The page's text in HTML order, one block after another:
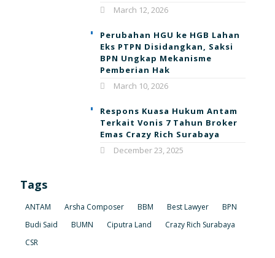
March 12, 2026
Perubahan HGU ke HGB Lahan
Eks PTPN Disidangkan, Saksi
BPN Ungkap Mekanisme
Pemberian Hak
March 10, 2026
Respons Kuasa Hukum Antam
Terkait Vonis 7 Tahun Broker
Emas Crazy Rich Surabaya
December 23, 2025
Tags
ANTAM Arsha Composer BBM Best Lawyer
BPN
Budi Said
BUMN Ciputra Land
Crazy Rich Surabaya
CSR